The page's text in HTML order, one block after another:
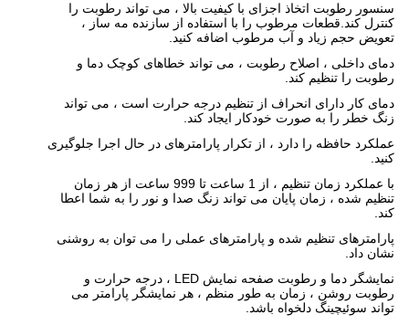
سنسور رطوبت اتخاذ اجزای با کیفیت بالا ، می تواند رطوبت را
کنترل کند.قطعات مرطوب را با استفاده از سازنده مه ساز ،
تعویض حجم زیاد و آب مرطوب اضافه کنید.
دمای داخلی ، اصلاح رطوبت ، می تواند خطاهای کوچک دما و
رطوبت را تنظیم کند.
دمای کار دارای انحراف از تنظیم درجه حرارت است ، می تواند
زنگ خطر را به صورت خودکار ایجاد کند.
عملکرد حافظه را دارد ، از تکرار پارامترهای در حال اجرا جلوگیری
کنید.
با عملکرد زمان تنظیم ، از 1 ساعت تا 999 ساعت از هر زمان
تنظیم شده ، زمان پایان می تواند زنگ صدا و نور را به شما اعطا
کند.
پارامترهای تنظیم شده و پارامترهای عملی را می توان به روشنی
نشان داد.
نمایشگر دما و رطوبت صفحه نمایش LED ، درجه حرارت و
رطوبت روشن ، زمان به طور منظم ، هر نمایشگر پارامتر می
تواند سوئیچینگ دلخواه باشد.